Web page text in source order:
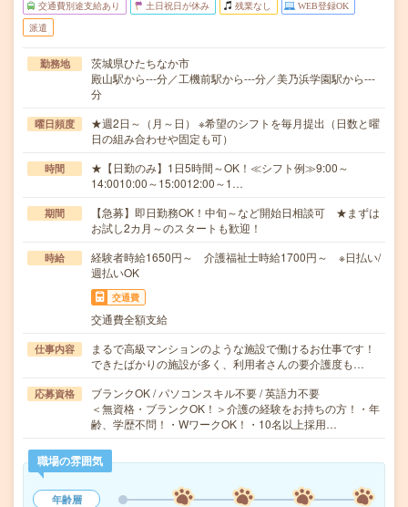
交通費別途支給あり 土日祝日が休み 残業なし WEB登録OK
派遣
勤務地
茨城県ひたちなか市
殿山駅から---分／工機前駅から---分／美乃浜学園駅から---
分
曜日頻度
★週2日～（月～日） ※希望のシフトを毎月提出（日数と曜
日の組み合わせや固定も可）
時間
★【日勤のみ】1日5時間～OK！≪シフト例≫9:00～
14:0010:00～15:0012:00～1…
期間
【急募】即日勤務OK！中旬～など開始日相談可 ★まずは
お試し2カ月～のスタートも歓迎！
時給
経験者時給1650円～ 介護福祉士時給1700円～ ※日払い/
週払いOK
交通費
交通費全額支給
仕事内容
まるで高級マンションのような施設で働けるお仕事です！
できたばかりの施設が多く、利用者さんの要介護度も…
応募資格
ブランクOK / パソコンスキル不要 / 英語力不要
＜無資格・ブランクOK！＞介護の経験をお持ちの方！・年
齢、学歴不問！・WワークOK！・10名以上採用…
職場の雰囲気
年齢層